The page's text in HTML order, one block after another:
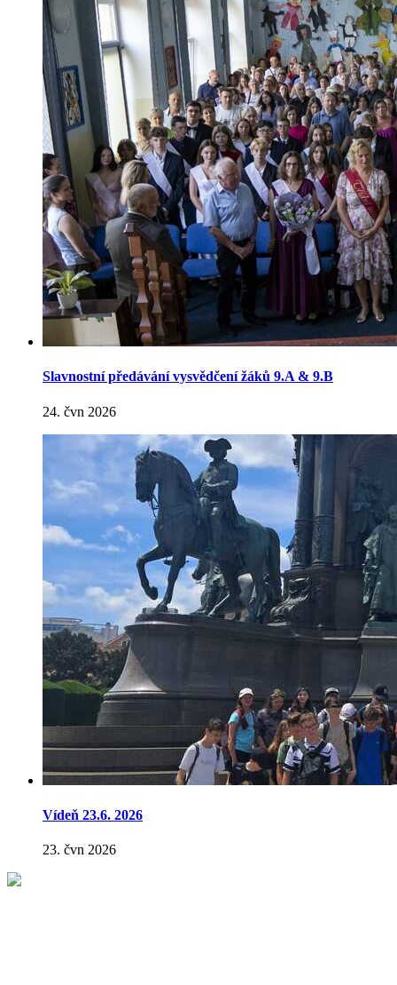
Slavnostní předávání vysvědčení žáků 9.A & 9.B
24. čvn 2026
Vídeň 23.6. 2026
23. čvn 2026